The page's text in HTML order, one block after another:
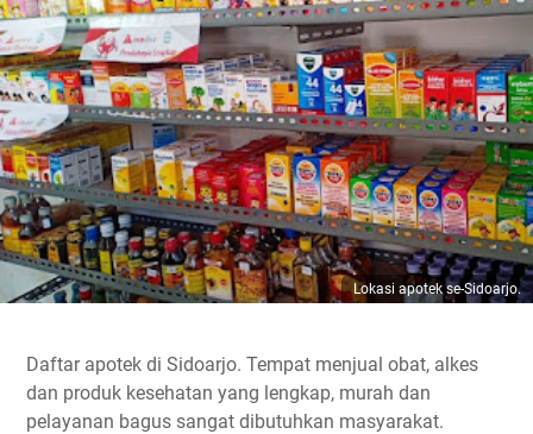
Lokasi apotek se-Sidoarjo.
Daftar apotek di Sidoarjo. Tempat menjual obat, alkes
dan produk kesehatan yang lengkap, murah dan
pelayanan bagus sangat dibutuhkan masyarakat.